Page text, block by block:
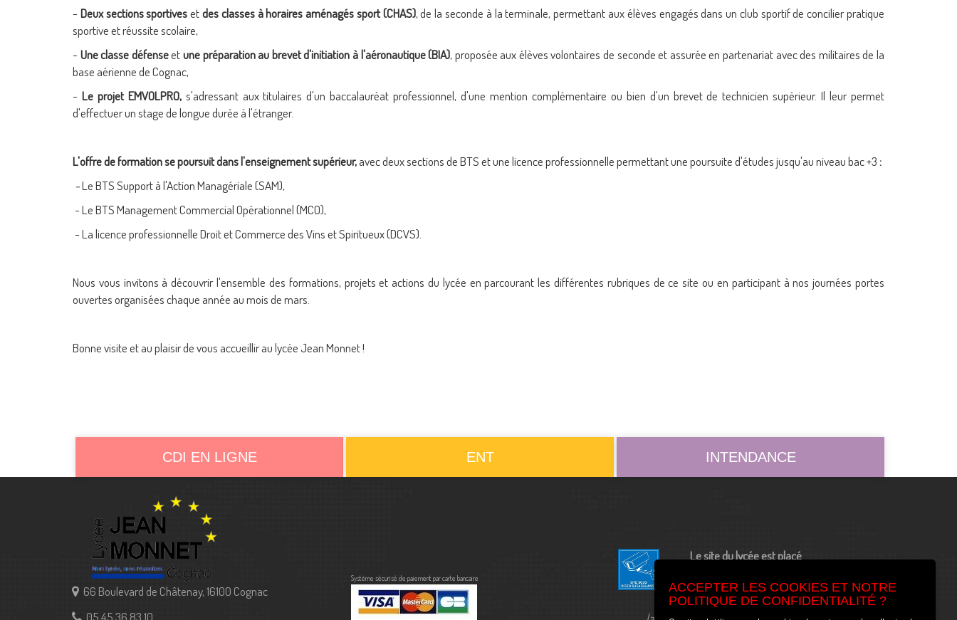
- Deux sections sportivesetdes classes à horaires aménagés sport (CHAS), de la seconde à la terminale, permettant aux élèves engagés dans un club sportif de concilier pratique
sportive et réussite scolaire,
- Une classe défenseetune préparation au brevet d'initiation à l'aéronautique (BIA), proposée aux élèves volontaires de seconde et assurée en partenariat avec des militaires de la
base aérienne de Cognac,
- Le projet EMVOLPRO, s'adressant aux titulaires d'un baccalauréat professionnel, d'une mention complémentaire ou bien d'un brevet de technicien supérieur. Il leur permet
d'effectuer un stage de longue durée à l'étranger.
L'offre de formation se poursuit dans l'enseignement supérieur,avec deux sections de BTS et une licence professionnelle permettant une poursuite d'études jusqu'au niveau bac +3 :
-Le BTS Support à l'Action Managériale (SAM),
- Le BTS Management Commercial Opérationnel (MCO),
- La licence professionnelle Droit et Commerce des Vins et Spiritueux (DCVS).
Nous vous invitons à découvrir l'ensemble des formations, projets et actions du lycée en parcourant les différentes rubriques de ce site ou en participant à nos journées portes
ouvertes organisées chaque année au mois de mars.
Bonne visite et au plaisir de vous accueillir au lycée Jean Monnet !
CDI EN LIGNE ENT INTENDANCE
66 Boulevard de Châtenay, 16100 Cognac
05 45 36 83 10
Système sécurisé de paiement par carte bancaire
Le site du lycée est placé
sous vidéo surveillance
ACCEPTER LES COOKIES ET NOTRE
POLITIQUE DE CONFIDENTIALITÉ ?